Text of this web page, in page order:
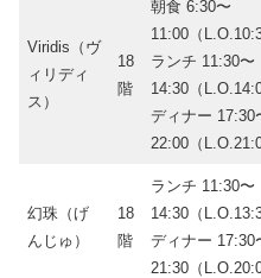
Viridis（ヴ
ィリディ
ス）
18
階
朝食 6:30〜
11:00（
ランチ 11:30〜
14:30（
ディナー 17:30
22:00（
幻珠（げ
んじゅ）
18
階
ランチ 11:30〜
14:30（
ディナー 17:30
21:30（